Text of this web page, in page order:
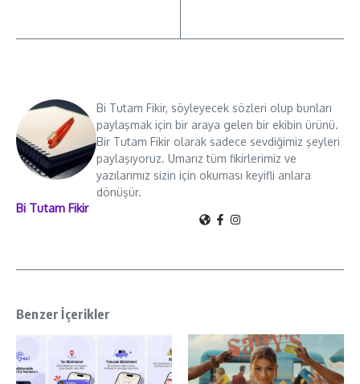
Bi Tutam Fikir
Bi Tutam Fikir, söyleyecek sözleri olup bunları
paylaşmak için bir araya gelen bir ekibin ürünü.
Bir Tutam Fikir olarak sadece sevdiğimiz şeyleri
paylaşıyoruz. Umarız tüm fikirlerimiz ve
yazılarımız sizin için okuması keyifli anlara
dönüşür.
Benzer İçerikler